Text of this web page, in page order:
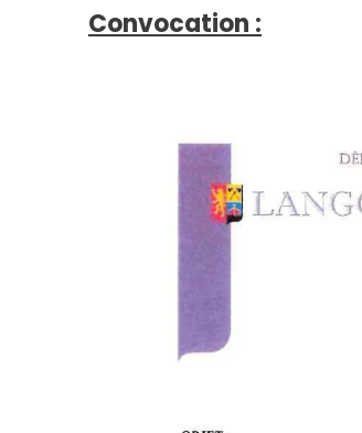
Convocation :